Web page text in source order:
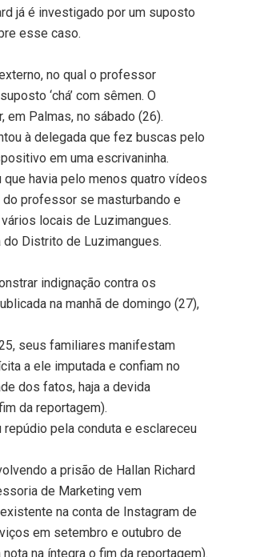
já é investigado por um suposto
esse caso.
no qual o professor
‘chá’ com sêmen. O
em Palmas, no sábado (26).
à delegada que fez buscas pelo
em uma escrivaninha.
havia pelo menos quatro vídeos
professor se masturbando e
locais de Luzimangues.
Distrito de Luzimangues.
indignação contra os
na manhã de domingo (27),
seus familiares manifestam
a ele imputada e confiam no
dos fatos, haja a devida
da reportagem).
pela conduta e esclareceu
a prisão de Hallan Richard
de Marketing vem
na conta de Instagram de
em setembro e outubro de
na íntegra o fim da reportagem).